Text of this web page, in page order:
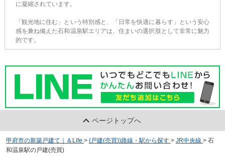
に凝縮されています。
「観光地に住む」という特別感と、「日常を快適に暮らす」という安心
感を兼ね備えた石和温泉駅エリアは、住まいの選択肢として非常に魅力
的です。
ページトップへ
甲府市の新築戸建て｜＆Life > (戸建(売買))路線・駅から探す > JR中央線 > 石
和温泉駅の戸建(売買)